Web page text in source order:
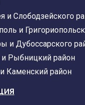
и Слободзейского
и
и Дубоссарского
Рыбницкий район
Каменский район